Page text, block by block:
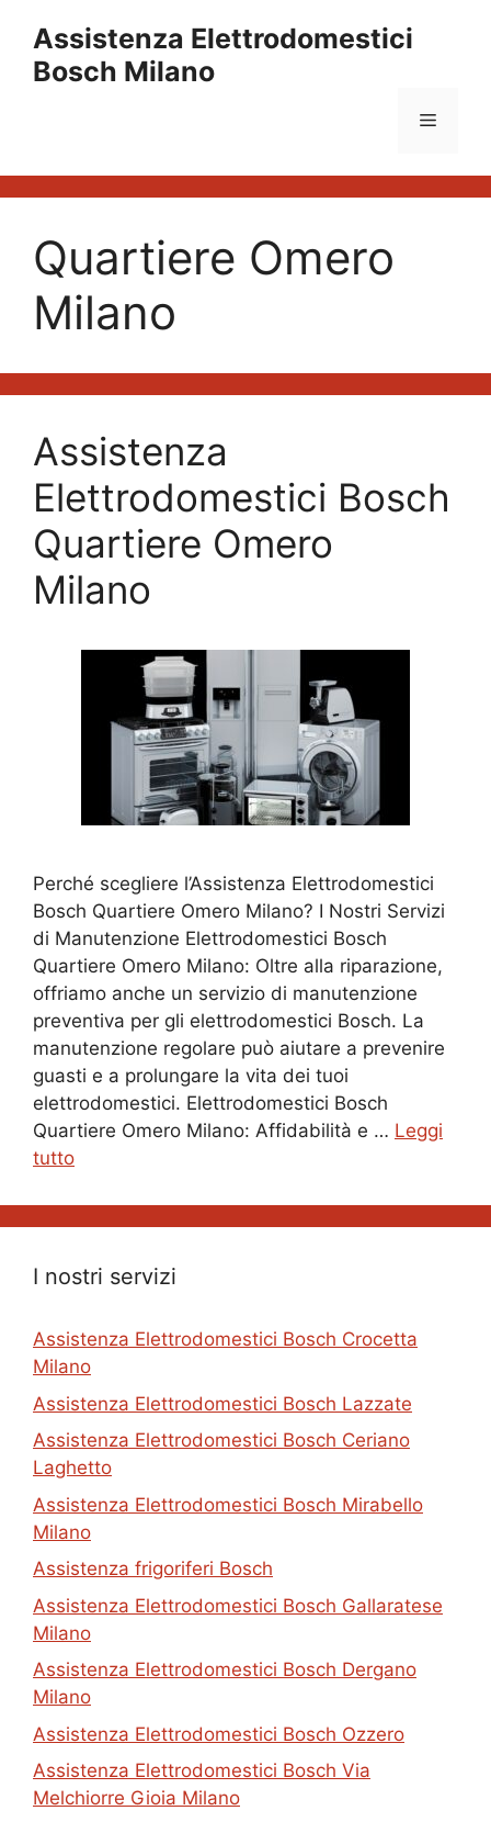
contenuto
Assistenza Elettrodomestici
Bosch Milano
Menu
Quartiere Omero
Milano
Assistenza
Elettrodomestici Bosch
Quartiere Omero
Milano
Perché scegliere l’Assistenza Elettrodomestici
Bosch Quartiere Omero Milano? I Nostri Servizi
di Manutenzione Elettrodomestici Bosch
Quartiere Omero Milano: Oltre alla riparazione,
offriamo anche un servizio di manutenzione
preventiva per gli elettrodomestici Bosch. La
manutenzione regolare può aiutare a prevenire
guasti e a prolungare la vita dei tuoi
elettrodomestici. Elettrodomestici Bosch
Quartiere Omero Milano: Affidabilità e … Leggi
tutto
I nostri servizi
Assistenza Elettrodomestici Bosch Crocetta
Milano
Assistenza Elettrodomestici Bosch Lazzate
Assistenza Elettrodomestici Bosch Ceriano
Laghetto
Assistenza Elettrodomestici Bosch Mirabello
Milano
Assistenza frigoriferi Bosch
Assistenza Elettrodomestici Bosch Gallaratese
Milano
Assistenza Elettrodomestici Bosch Dergano
Milano
Assistenza Elettrodomestici Bosch Ozzero
Assistenza Elettrodomestici Bosch Via
Melchiorre Gioia Milano